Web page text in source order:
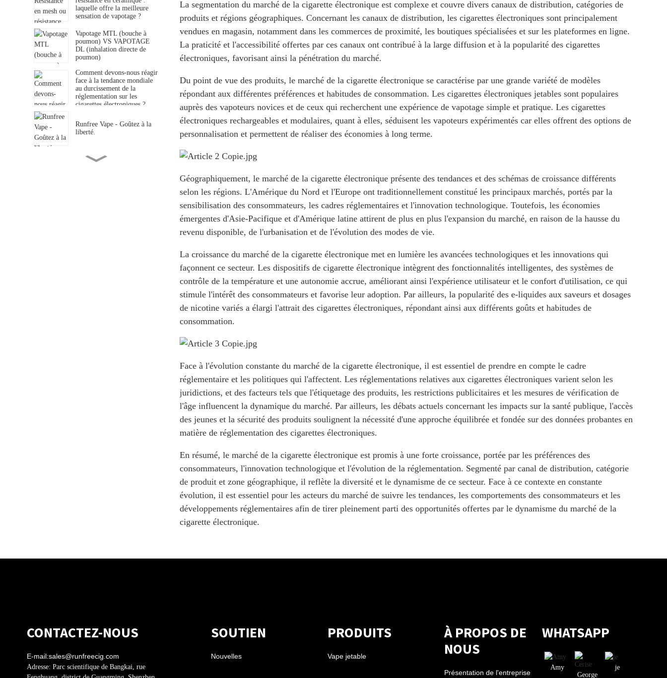
laquelle offre la meilleure
sensation de vapotage ?
Vapotage MTL (bouche à
poumon) VS VAPOTAGE
DL (inhalation directe de
poumon)
Comment devons-nous réagir
face à la tendance mondiale
au durcissement de la
réglementation sur les
cigarettes électroniques ?
Runfree Vape - Goûtez à la
liberté.
L'évolution du paysage
La segmentation du marché de la cigarette électronique est complexe et couvre divers canaux de distribution, catégories de
produits et régions géographiques. Concernant les canaux de distribution, les cigarettes électroniques sont principalement
vendues en magasin, notamment dans les commerces de proximité, les boutiques spécialisées et sur les plateformes en ligne.
La praticité et l'accessibilité offertes par ces canaux ont contribué à la large diffusion et à la popularité des cigarettes
électroniques, favorisant ainsi la pénétration du marché.
Du point de vue des produits, le marché de la cigarette électronique se caractérise par une grande variété de modèles
répondant aux différentes préférences et habitudes de consommation. Les cigarettes électroniques jetables sont populaires
auprès des vapoteurs novices et de ceux qui recherchent une expérience de vapotage simple et pratique. Les cigarettes
électroniques rechargeables et modulaires, quant à elles, séduisent les vapoteurs expérimentés car elles offrent des options de
personnalisation et permettent de réaliser des économies à long terme.
Géographiquement, le marché de la cigarette électronique présente des tendances et des schémas de croissance différents
selon les régions. L'Amérique du Nord et l'Europe ont traditionnellement constitué les principaux marchés, portés par la
sensibilisation des consommateurs, les cadres réglementaires et l'innovation technologique. Toutefois, les économies
émergentes d'Asie-Pacifique et d'Amérique latine attirent de plus en plus l'expansion du marché, en raison de la hausse du
revenu disponible, de l'urbanisation et de l'évolution des modes de vie.
La croissance du marché de la cigarette électronique met en lumière les avancées technologiques et les innovations qui
façonnent ce secteur. Les dispositifs de cigarette électronique intègrent des fonctionnalités intelligentes, des systèmes de
contrôle de la température et une autonomie accrue, améliorant ainsi l'expérience utilisateur et le confort d'utilisation, ce qui
stimule l'intérêt des consommateurs et favorise leur adoption. Par ailleurs, la popularité des e-liquides aux saveurs et dosages
de nicotine variés a élargi l'attrait des cigarettes électroniques, répondant ainsi aux différents goûts et habitudes de
consommation.
Face à l'évolution constante du marché de la cigarette électronique, il est essentiel de prendre en compte le cadre
réglementaire et les politiques qui l'affectent. Les réglementations relatives aux cigarettes électroniques varient selon les
juridictions, et des facteurs tels que l'étiquetage des produits, les restrictions publicitaires et les mesures de vérification de
l'âge influencent la dynamique du marché. Par ailleurs, les débats actuels concernant les impacts sur la santé publique, l'accès
des jeunes et la sécurité des produits soulignent la nécessité d'une approche équilibrée et fondée sur des données probantes en
matière de réglementation des cigarettes électroniques.
En résumé, le marché de la cigarette électronique est promis à une forte croissance, portée par les préférences des
consommateurs, l'innovation technologique et l'évolution de la réglementation. Segmenté par canal de distribution, catégorie
de produit et zone géographique, il reflète la diversité et le dynamisme de ce secteur. Face à ce contexte en constante
évolution, il est essentiel pour les acteurs du marché de suivre les tendances, les comportements des consommateurs et les
développements réglementaires afin de tirer pleinement parti des opportunités offertes par le dynamisme du marché de la
cigarette électronique.
CONTACTEZ-NOUS
E-mail:sales@runfreecig.com
Adresse: Parc scientifique de Bangkai, rue
SOUTIEN
Nouvelles
PRODUITS
Vape jetable
À PROPOS DE
NOUS
Présentation de l'entreprise
WHATSAPP
Amy
George
je